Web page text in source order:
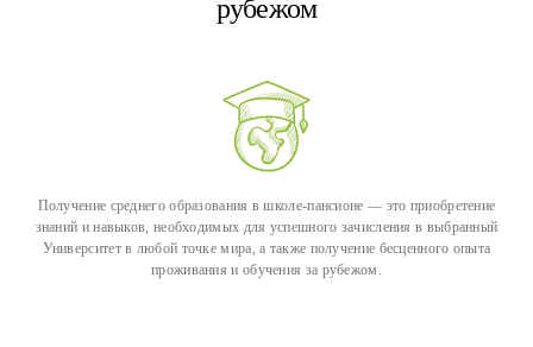
рубежом
Получение среднего образования в школе-пансионе — это приобретение
знаний и навыков, необходимых для успешного зачисления в выбранный
Университет в любой точке мира, а также получение бесценного опыта
проживания и обучения за рубежом.